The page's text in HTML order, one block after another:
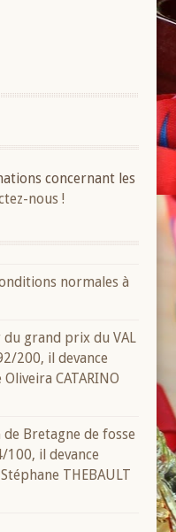
concernant les
nous !
normales à
du grand prix du VAL
200, il devance
CATARINO
de Bretagne de fosse
100, il devance
THEBAULT